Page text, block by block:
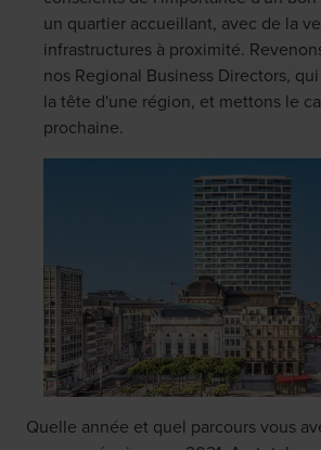
un quartier accueillant, avec de la
infrastructures à proximité.
nos Regional Business Directors,
la tête d'une région, et mettons le
prochaine.
Quelle année et quel parcours vous